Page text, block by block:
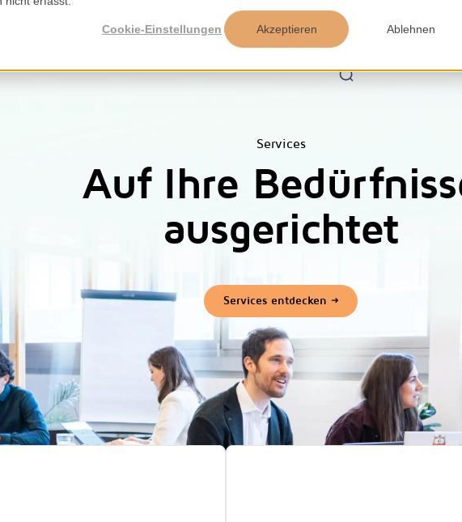
Cookie-Einstellungen Akzeptieren Ablehnen
Über uns
Services
Auf Ihre
ausgerichtet
Services entdecken